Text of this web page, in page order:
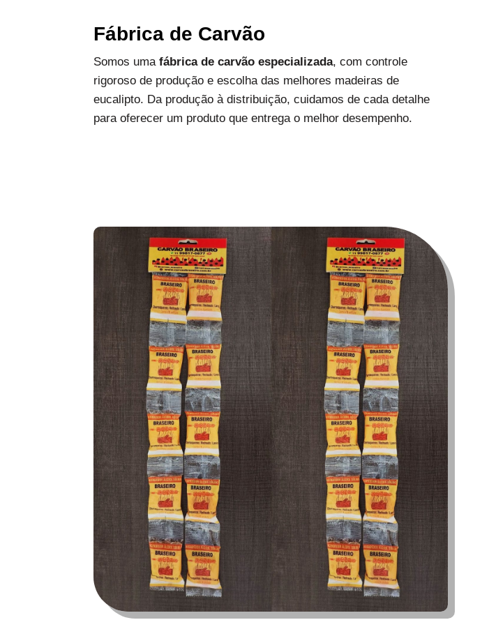
Fábrica de Carvão
Somos umafábrica de carvão especializada, com controle
rigoroso de produção e escolha das melhores madeiras de
eucalipto. Da produção à distribuição, cuidamos de cada detalhe
para oferecer um produto que entrega o melhor desempenho.